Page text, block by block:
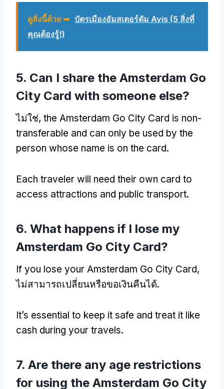
ดูสิ่งนี้ด้วย ➥ บัตรเมืองอัมสเตอร์ดัม Avis (5 สิ่งที่
คุณต้องรู้!)
5. Can I share the Amsterdam Go
City Card with someone else?
ไม่ใช่, the Amsterdam Go City Card is non-
transferable and can only be used by the
person whose name is on the card.
Each traveler will need their own card to
access attractions and public transport.
6. What happens if I lose my
Amsterdam Go City Card?
If you lose your Amsterdam Go City Card,
ไม่สามารถเปลี่ยนหรือขอเงินคืนได้.
It’s essential to keep it safe and treat it like
cash during your travels.
7. Are there any age restrictions
for using the Amsterdam Go City